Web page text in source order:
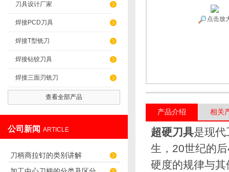
刀具设计厂家
焊接PCD刀具
焊接T型铣刀
焊接钻铰刀具
焊接三面刃铣刀
查看全部产品
公司新闻 ARTICLE
刀柄商拉钉的类别讲解
点击放
产品介绍 相关
超硬刀具是现
生，20世纪的
硬度的规律与